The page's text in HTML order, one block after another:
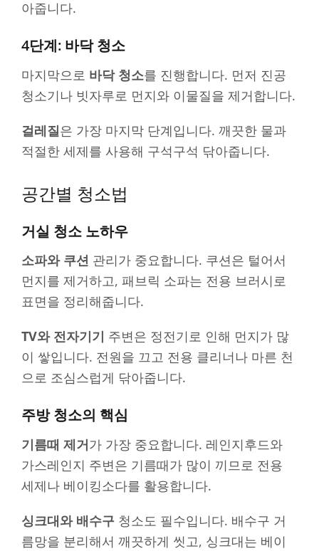
아줍니다.
4단계: 바닥 청소
마지막으로 바닥 청소를 진행합니다. 먼저 진공
청소기나 빗자루로 먼지와 이물질을 제거합니다.
걸레질은 가장 마지막 단계입니다. 깨끗한 물과
적절한 세제를 사용해 구석구석 닦아줍니다.
공간별 청소법
거실 청소 노하우
소파와 쿠션 관리가 중요합니다. 쿠션은 털어서
먼지를 제거하고, 패브릭 소파는 전용 브러시로
표면을 정리해줍니다.
TV와 전자기기 주변은 정전기로 인해 먼지가 많
이 쌓입니다. 전원을 끄고 전용 클리너나 마른 천
으로 조심스럽게 닦아줍니다.
주방 청소의 핵심
기름때 제거가 가장 중요합니다. 레인지후드와
가스레인지 주변은 기름때가 많이 끼므로 전용
세제나 베이킹소다를 활용합니다.
싱크대와 배수구 청소도 필수입니다. 배수구 거
름망을 분리해서 깨끗하게 씻고, 싱크대는 베이